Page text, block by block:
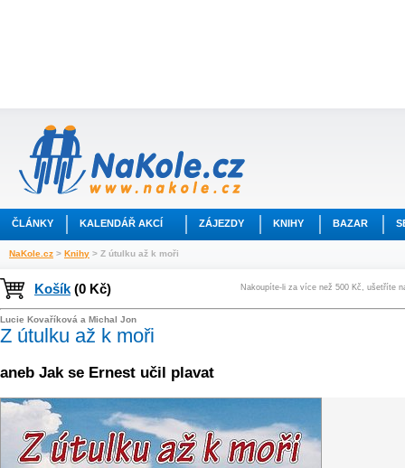
ČLÁNKY KALENDÁŘ AKCÍ ZÁJEZDY KNIHY BAZAR
NaKole.cz > Knihy > Z útulku až k moři
Košík (0 Kč) Nakoupíte-li za více než 500 Kč, ušetříte
Lucie Kovaříková a Michal Jon
Z útulku až k moři
aneb Jak se Ernest učil plavat